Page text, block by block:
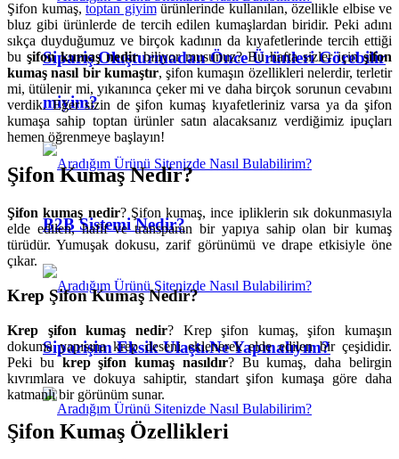
Sipariş Oluşturmadan Önce Ürünleri Görebilir
miyim?
B2B Sistemi Nedir?
Siparişim Eksik Ulaştı.Ne Yapmalıyım?
Şifon kumaş, toptan giyimürünlerinde kullanılan, özellikle elbise ve
bluz gibi ürünlerde de tercih edilen kumaşlardan biridir. Peki adını
sıkça duyduğumuz ve birçok kadının da kıyafetlerinde tercih ettiği
bu şifon kumaş nedirbiliyor musunuz? Bu hafta sizler içinşifon
kumaş nasıl bir kumaştır, şifon kumaşın özellikleri nelerdir, terletir
mi, ütülenir mi, yıkanınca çeker mi ve daha birçok sorunun cevabını
verdik. Eğer sizin de şifon kumaş kıyafetleriniz varsa ya da şifon
kumaşa sahip toptan ürünler satın alacaksanız verdiğimiz ipuçları
hemen öğrenmeye başlayın!
Şifon Kumaş Nedir?
Şifon kumaş nedir? Şifon kumaş, ince ipliklerin sık dokunmasıyla
elde edilen, hafif ve transparan bir yapıya sahip olan bir kumaş
türüdür. Yumuşak dokusu, zarif görünümü ve drape etkisiyle öne
çıkar.
Krep Şifon Kumaş Nedir?
Krep şifon kumaş nedir? Krep şifon kumaş, şifon kumaşın
dokuma yapısına krep deseni eklenerek elde edilen bir çeşididir.
Peki bu krep şifon kumaş nasıldır? Bu kumaş, daha belirgin
kıvrımlara ve dokuya sahiptir, standart şifon kumaşa göre daha
katmanlı bir görünüm sunar.
Şifon Kumaş Özellikleri